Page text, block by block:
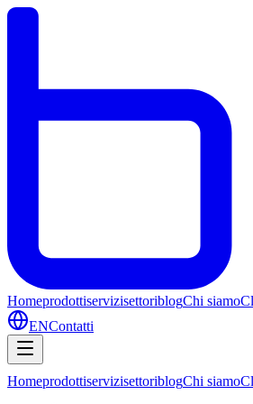
HomeprodottiservizisettoriblogChi siamo
ENContatti
HomeprodottiservizisettoriblogChi siamo